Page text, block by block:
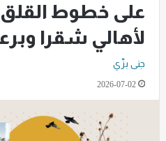
على خطوط
لأهالي شقرا
جنى بزّي
2026-07-02